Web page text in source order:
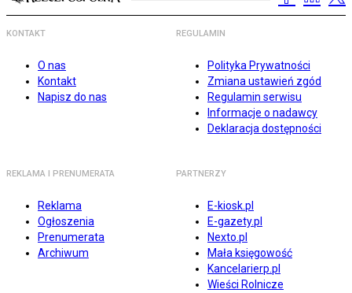
KONTAKT
O nas
Kontakt
Napisz do nas
REGULAMIN
Polityka Prywatności
Zmiana ustawień zgód
Regulamin serwisu
Informacje o nadawcy
Deklaracja dostępności
REKLAMA I PRENUMERATA
Reklama
Ogłoszenia
Prenumerata
Archiwum
PARTNERZY
E-kiosk.pl
E-gazety.pl
Nexto.pl
Mała księgowość
Kancelarierp.pl
Wieści Rolnicze